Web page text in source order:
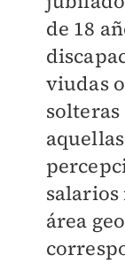
de 18
viudas
área